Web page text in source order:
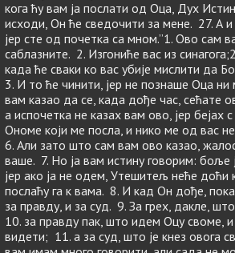
кога ћу вам ја послати од Оца, Дух
исходи, Он ће сведочити за мене. 27. А
јер сте од почетка са мном.”1. Ово сам
саблазните. 2. Изгониће вас из
када ће сваки ко вас убије мислити да
3. И то ће чинити, јер не познаше Оца
вам казао да се, када дође час, сећате
а испочетка не казах вам ово, јер бејах
Ономе који ме посла, и нико ме од вас
6. Али зато што сам вам ово казао,
ваше. 7. Но ја вам истину говорим: боље
јер ако ја не одем, Утешитељ неће доћи
послаћу га к вама. 8. И кад Он дође,
за правду, и за суд. 9. За грех, дакле,
10. за правду пак, што идем Оцу своме,
видети; 11. а за суд, што је кнез овога